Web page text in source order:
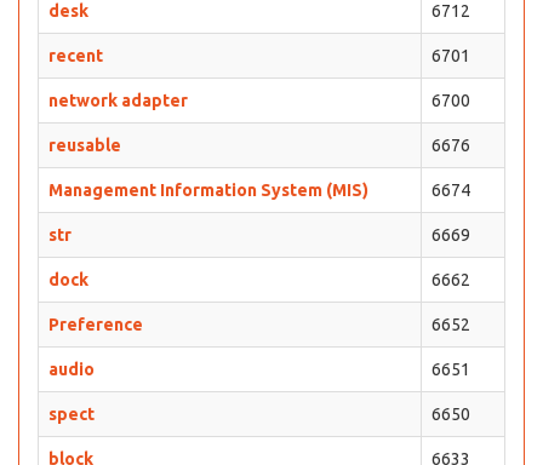
desk 6712
recent 6701
network adapter 6700
reusable 6676
Management Information System (MIS) 6674
str 6669
dock 6662
Preference 6652
audio 6651
spect 6650
block 6633